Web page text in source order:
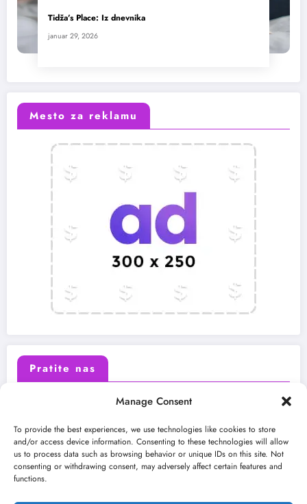
Manage Consent
To provide the best experiences, we use technologies like cookies to store
and/or access device information. Consenting to these technologies will allow
us to process data such as browsing behavior or unique IDs on this site. Not
consenting or withdrawing consent, may adversely affect certain features and
functions.
Tidža’s Place: Iz dnevnika
januar 29, 2026
Mesto za reklamu
Pratite nas
Instagram Youtube